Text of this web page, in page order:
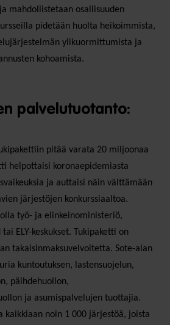
mahdollistetaan osallisuuden
pidetään huolta heikoimmista,
ylikuormittumista ja
kohoamista.
palvelutuotanto:
pitää varata 20 miljoonaa
helpottaisi koronaepidemiasta
ja auttaisi näin välttämään
järjestöjen konkurssiaaltoa.
työ- ja elinkeinoministeriö,
tai ELY-keskukset. Tukipaketti on
takaisinmaksuvelvoitetta. Sote-alan
kuntoutuksen, lastensuojelun,
päihdehuollon,
ja asumispalvelujen tuottajia.
kaikkiaan noin 1 000 järjestöä, joista